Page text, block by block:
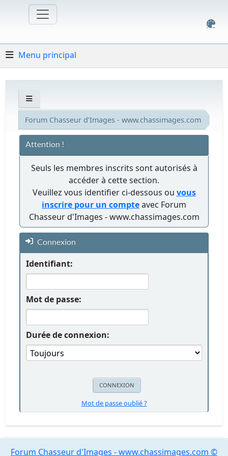
Menu principal
Forum Chasseur d'Images - www.chassimages.com
Attention !
Seuls les membres inscrits sont autorisés à
accéder à cette section.
Veuillez vous identifier ci-dessous ou vous
inscrire pour un compteavec Forum
Chasseur d'Images - www.chassimages.com
Connexion
Identifiant:
Mot de passe:
Durée de connexion:
Mot de passe oublié ?
Forum Chasseur d'Images - www.chassimages.com ©